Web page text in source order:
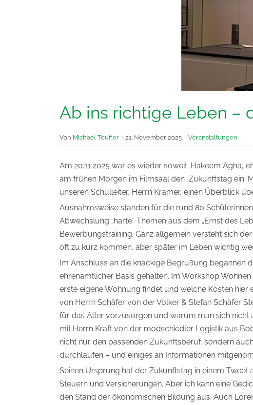
Ab ins richtige Leben –
Von Michael Teuffer | 21. November 2025 | Veranstaltungen
Am 20.11.2025 war es wieder soweit: Hakeem
am frühen Morgen im Filmsaal den Zukunftstag ein.
unseren Schulleiter, Herrn Kramer, einen Überblick
Ausnahmsweise standen für die rund 80
Abwechslung „harte“ Themen aus dem „Ernst des
Bewerbungstraining. Ganz allgemein versteht sich
oft zu kurz kommen, aber später im Leben wichtig
Im Anschluss an die knackige Begrüßung begannen
ehrenamtlicher Basis gehalten. Im Workshop
erste eigene Wohnung findet und welche Kosten
von Herrn Schäfer von der Volker & Stefan Schäfer
für das Alter vorzusorgen und warum man sich nicht
mit Herrn Kraft von der modschiedler Logistik aus
nicht nur den passenden Zukunftsberuf, sondern
durchlaufen – und einiges an Informationen
Seinen Ursprung hat der Zukunftstag in einem Tweet
Steuern und Versicherungen. Aber ich kann eine
den Stand der ökonomischen Bildung aus. Auch